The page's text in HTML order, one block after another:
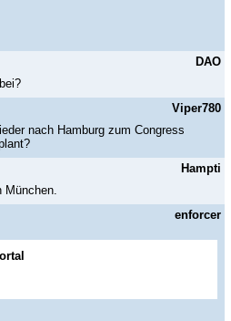
DAO
Viper780
nach Hamburg zum Congress
Hampti
München.
enforcer